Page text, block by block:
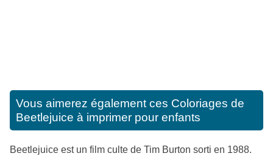
Vous aimerez également ces Coloriages de
Beetlejuice à imprimer pour enfants
Beetlejuice est un film culte de Tim Burton sorti en 1988.